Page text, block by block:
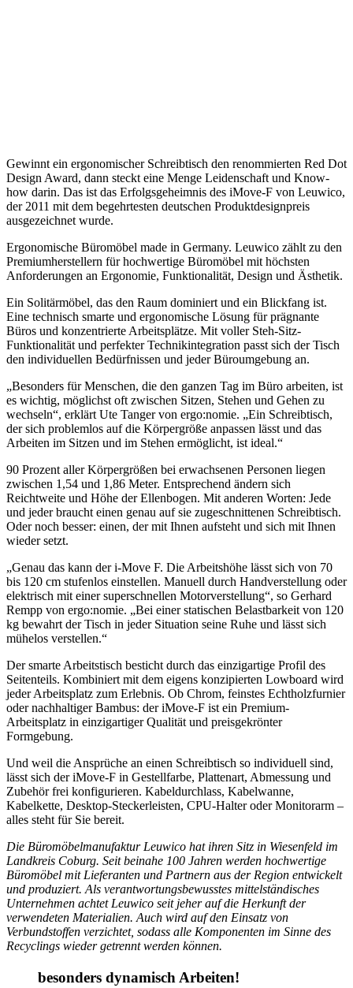
Gewinnt ein ergonomischer Schreibtisch den renommierten Red Dot
Design Award, dann steckt eine Menge Leidenschaft und Know-
how darin. Das ist das Erfolgsgeheimnis des iMove-F von Leuwico,
der 2011 mit dem begehrtesten deutschen Produktdesignpreis
ausgezeichnet wurde.
Ergonomische Büromöbel made in Germany. Leuwico zählt zu den
Premiumherstellern für hochwertige Büromöbel mit höchsten
Anforderungen an Ergonomie, Funktionalität, Design und Ästhetik.
Ein Solitärmöbel, das den Raum dominiert und ein Blickfang ist.
Eine technisch smarte und ergonomische Lösung für prägnante
Büros und konzentrierte Arbeitsplätze. Mit voller Steh-Sitz-
Funktionalität und perfekter Technikintegration passt sich der Tisch
den individuellen Bedürfnissen und jeder Büroumgebung an.
„Besonders für Menschen, die den ganzen Tag im Büro arbeiten, ist
es wichtig, möglichst oft zwischen Sitzen, Stehen und Gehen zu
wechseln“, erklärt Ute Tanger von ergo:nomie. „Ein Schreibtisch,
der sich problemlos auf die Körpergröße anpassen lässt und das
Arbeiten im Sitzen und im Stehen ermöglicht, ist ideal.“
90 Prozent aller Körpergrößen bei erwachsenen Personen liegen
zwischen 1,54 und 1,86 Meter. Entsprechend ändern sich
Reichtweite und Höhe der Ellenbogen. Mit anderen Worten: Jede
und jeder braucht einen genau auf sie zugeschnittenen Schreibtisch.
Oder noch besser: einen, der mit Ihnen aufsteht und sich mit Ihnen
wieder setzt.
„Genau das kann der i-Move F. Die Arbeitshöhe lässt sich von 70
bis 120 cm stufenlos einstellen. Manuell durch Handverstellung oder
elektrisch mit einer superschnellen Motorverstellung“, so Gerhard
Rempp von ergo:nomie. „Bei einer statischen Belastbarkeit von 120
kg bewahrt der Tisch in jeder Situation seine Ruhe und lässt sich
mühelos verstellen.“
Der smarte Arbeitstisch besticht durch das einzigartige Profil des
Seitenteils. Kombiniert mit dem eigens konzipierten Lowboard wird
jeder Arbeitsplatz zum Erlebnis. Ob Chrom, feinstes Echtholzfurnier
oder nachhaltiger Bambus: der iMove-F ist ein Premium-
Arbeitsplatz in einzigartiger Qualität und preisgekrönter
Formgebung.
Und weil die Ansprüche an einen Schreibtisch so individuell sind,
lässt sich der iMove-F in Gestellfarbe, Plattenart, Abmessung und
Zubehör frei konfigurieren. Kabeldurchlass, Kabelwanne,
Kabelkette, Desktop-Steckerleisten, CPU-Halter oder Monitorarm –
alles steht für Sie bereit.
Die Büromöbelmanufaktur Leuwico hat ihren Sitz in Wiesenfeld im
Landkreis Coburg. Seit beinahe 100 Jahren werden hochwertige
Büromöbel mit Lieferanten und Partnern aus der Region entwickelt
und produziert. Als verantwortungsbewusstes mittelständisches
Unternehmen achtet Leuwico seit jeher auf die Herkunft der
verwendeten Materialien. Auch wird auf den Einsatz von
Verbundstoffen verzichtet, sodass alle Komponenten im Sinne des
Recyclings wieder getrennt werden können.
besonders dynamisch Arbeiten!